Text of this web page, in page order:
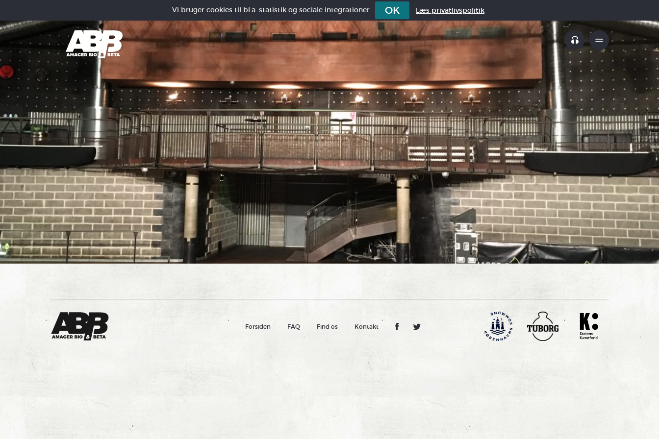
Vi bruger cookies til bl.a. statistik og sociale integrationer. OK Læs privatlivspolitik
Forsiden FAQ Find os Kontakt